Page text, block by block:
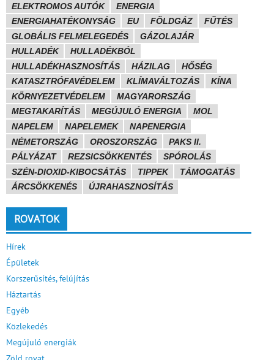
ELEKTROMOS AUTÓK
ENERGIA
ENERGIAHATÉKONYSÁG
EU FÖLDGÁZ
FŰTÉS
GLOBÁLIS FELMELEGEDÉS
GÁZOLAJÁR
HULLADÉK
HULLADÉKBÓL
HULLADÉKHASZNOSÍTÁS
HÁZILAG
HŐSÉG
KATASZTRÓFAVÉDELEM
KLÍMAVÁLTOZÁS
KÍNA
KÖRNYEZETVÉDELEM
MAGYARORSZÁG
MEGTAKARÍTÁS
MEGÚJULÓ ENERGIA
MOL
NAPELEM
NAPELEMEK
NAPENERGIA
NÉMETORSZÁG
OROSZORSZÁG
PAKS II.
PÁLYÁZAT
REZSICSÖKKENTÉS
SPÓROLÁS
SZÉN-DIOXID-KIBOCSÁTÁS
TIPPEK
TÁMOGATÁS
ÁRCSÖKKENÉS
ÚJRAHASZNOSÍTÁS
ROVATOK
Hírek
Épületek
Korszerűsítés, felújítás
Háztartás
Egyéb
Közlekedés
Megújuló energiák